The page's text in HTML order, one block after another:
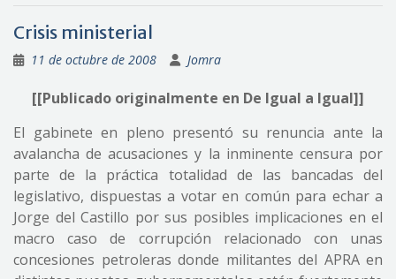
Crisis ministerial
11 de octubre de 2008 Jomra
[[Publicado originalmente en De Igual a Igual]]
El gabinete en pleno presentó su renuncia ante la
avalancha de acusaciones y la inminente censura por
parte de la práctica totalidad de las bancadas del
legislativo, dispuestas a votar en común para echar a
Jorge del Castillo por sus posibles implicaciones en el
macro caso de corrupción relacionado con unas
concesiones petroleras donde militantes del APRA en